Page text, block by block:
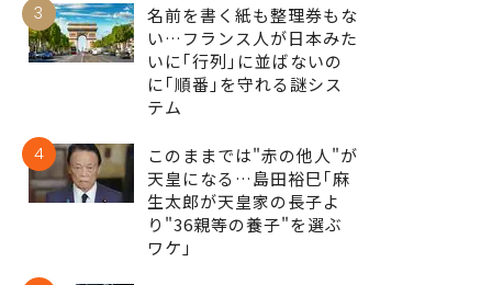
3
名前を書く紙も整理券もな
い…フランス人が日本みた
いに｢行列｣に並ばないの
に｢順番｣を守れる謎シス
テム
4
このままでは"赤の他人"が
天皇になる…島田裕巳｢麻
生太郎が天皇家の長子よ
り"36親等の養子"を選ぶ
ワケ｣